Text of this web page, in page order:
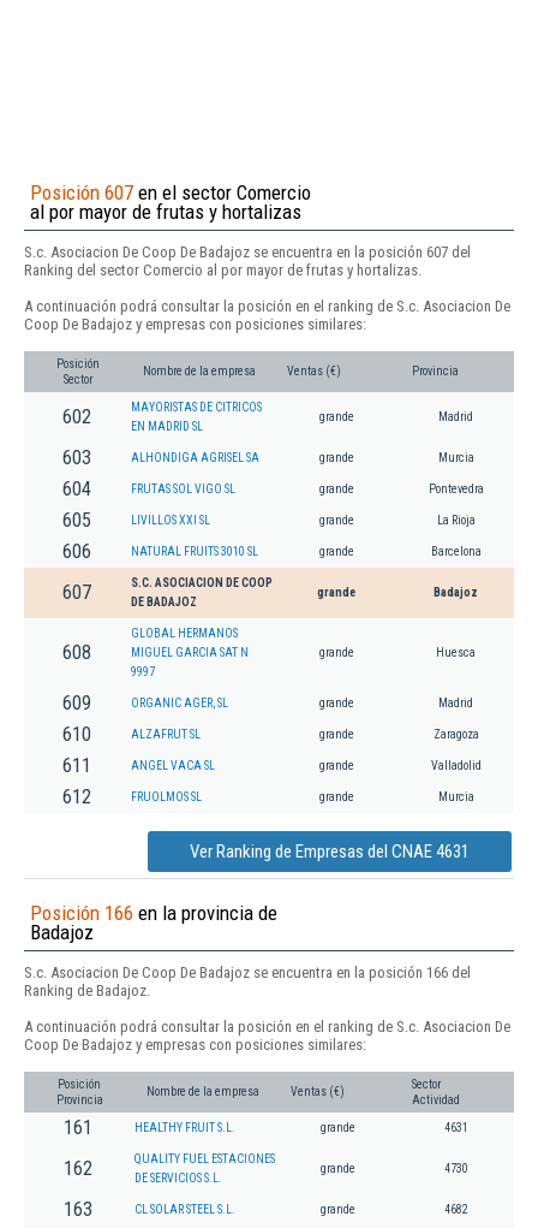
Posición 607 en el sector Comercio
al por mayor de frutas y hortalizas
S.c. Asociacion De Coop De Badajoz se encuentra en la posición 607 del
Ranking del sector Comercio al por mayor de frutas y hortalizas.
A continuación podrá consultar la posición en el ranking de S.c. Asociacion De
Coop De Badajoz y empresas con posiciones similares:
Posición
Sector
Nombre de la empresa Ventas (€) Provincia
602
MAYORISTAS DE CITRICOS
EN MADRID SL
grande Madrid
603 ALHONDIGA AGRISEL SA grande Murcia
604 FRUTAS SOL VIGO SL grande Pontevedra
605 LIVILLOS XXI SL grande La Rioja
606 NATURAL FRUITS 3010 SL grande Barcelona
607
S.C. ASOCIACION DE COOP
DE BADAJOZ
grande Badajoz
608
GLOBAL HERMANOS
MIGUEL GARCIA SAT N
9997
grande Huesca
609 ORGANIC AGER, SL grande Madrid
610 ALZAFRUT SL grande Zaragoza
611 ANGEL VACA SL grande Valladolid
612 FRUOLMOS SL grande Murcia
Ver Ranking de Empresas del CNAE 4631
Posición 166 en la provincia de
Badajoz
S.c. Asociacion De Coop De Badajoz se encuentra en la posición 166 del
Ranking de Badajoz.
A continuación podrá consultar la posición en el ranking de S.c. Asociacion De
Coop De Badajoz y empresas con posiciones similares:
Posición
Provincia
Nombre de la empresa Ventas (€)
Sector
Actividad
161 HEALTHY FRUIT S.L. grande 4631
162
QUALITY FUEL ESTACIONES
DE SERVICIOS S.L.
grande 4730
163 CL SOLAR STEEL S.L. grande 4682